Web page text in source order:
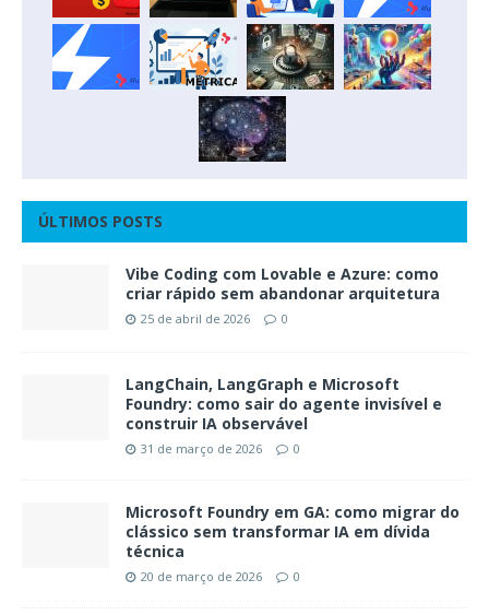
ÚLTIMOS POSTS
Vibe Coding com Lovable e Azure: como
criar rápido sem abandonar arquitetura
25 de abril de 2026 0
LangChain, LangGraph e Microsoft
Foundry: como sair do agente invisível e
construir IA observável
31 de março de 2026 0
Microsoft Foundry em GA: como migrar do
clássico sem transformar IA em dívida
técnica
20 de março de 2026 0